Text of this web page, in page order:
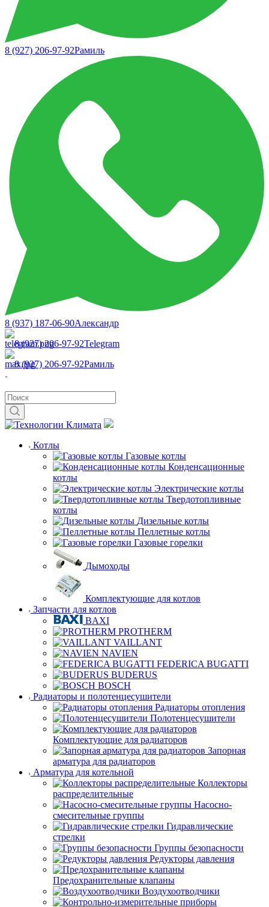
8 (927) 206-97-92Рамиль
8 (937) 187-06-90Александр
8 (927) 206-97-92Telegram
8 (927) 206-97-92Рамиль
Котлы
Газовые котлы
Конденсационные
котлы
Электрические котлы
Твердотопливные
котлы
Дизельные котлы
Пеллетные котлы
Газовые горелки
Дымоходы
Комплектующие для котлов
Запчасти для котлов
BAXI
PROTHERM
VAILLANT
NAVIEN
FEDERICA BUGATTI
BUDERUS
BOSCH
Радиаторы и полотенцесушители
Радиаторы отопления
Полотенцесушители
Комплектующие для радиаторов
Запорная
арматура для радиаторов
Арматура для котельной
Коллекторы
распределительные
Насосно-
смесительные группы
Гидравлические
стрелки
Группы безопасности
Редукторы давления
Предохранительные клапаны
Воздухоотводчики